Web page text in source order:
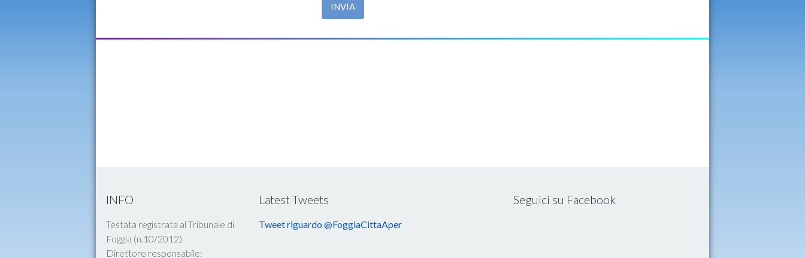
INVIA
INFO
Testata registrata al Tribunale di
Foggia (n.10/2012)
Direttore responsabile:
Latest Tweets
Tweet riguardo @FoggiaCittaAper
Seguici su Facebook